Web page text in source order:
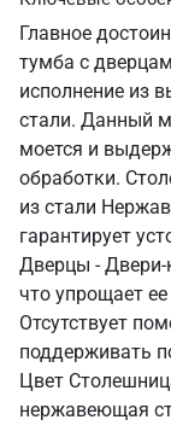
Главное
тумба с
исполнение из
стали. Данный
моется и
обработки.
из стали
гарантирует
Дверцы - Двери-
что упрощает
Отсутствует
поддерживать
Цвет
нержавеющая